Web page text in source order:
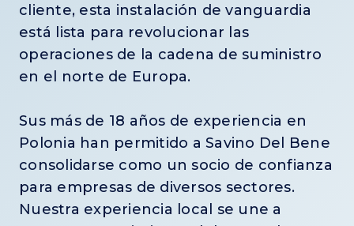
cliente, esta instalación de vanguardia
está lista para revolucionar las
operaciones de la cadena de suministro
en el norte de Europa.
Sus más de 18 años de experiencia en
Polonia han permitido a Savino Del Bene
consolidarse como un socio de confianza
para empresas de diversos sectores.
Nuestra experiencia local se une a